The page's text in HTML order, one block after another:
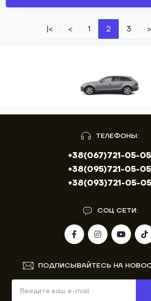
|< < 1 2 3 >
ТЕЛЕФОНЫ:
+38(067)721-05-05
+38(095)721-05-05
+38(093)721-05-05
СОЦ СЕТИ:
ПОДПИСЫВАЙТЕСЬ НА